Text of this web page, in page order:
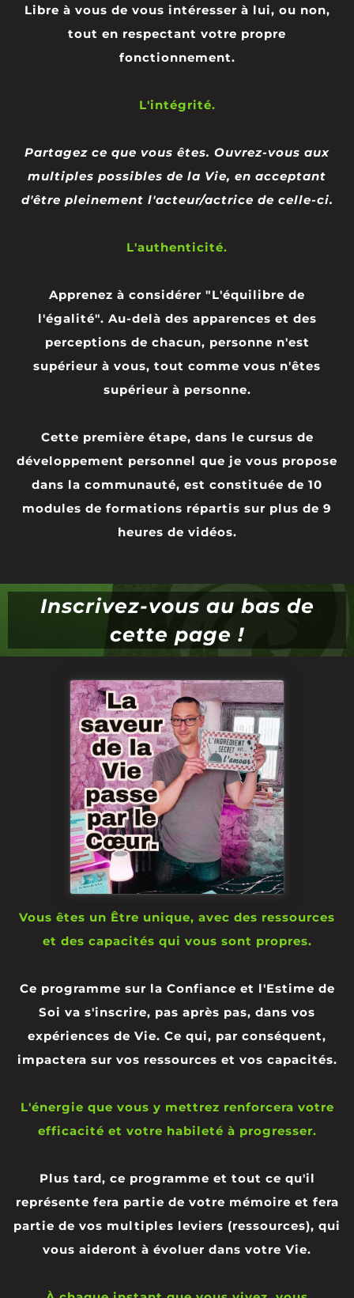
Libre à vous de vous intéresser à lui, ou non,
tout en respectant votre propre
fonctionnement.
L'intégrité.
Partagez ce que vous êtes. Ouvrez-vous aux
multiples possibles de la Vie, en acceptant
d'être pleinement l'acteur/actrice de celle-ci.
L'authenticité.
Apprenez à considérer "L'équilibre de
l'égalité". Au-delà des apparences et des
perceptions de chacun, personne n'est
supérieur à vous, tout comme vous n'êtes
supérieur à personne.
Cette première étape, dans le cursus de
développement personnel que je vous propose
dans la communauté, est constituée de 10
modules de formations répartis sur plus de 9
heures de vidéos.
Inscrivez-vous au bas de
cette page !
Vous êtes un Être unique, avec des ressources
et des capacités qui vous sont propres.
Ce programme sur la Confiance et l'Estime de
Soi va s'inscrire, pas après pas, dans vos
expériences de Vie. Ce qui, par conséquent,
impactera sur vos ressources et vos capacités.
L'énergie que vous y mettrez renforcera votre
efficacité et votre habileté à progresser.
Plus tard, ce programme et tout ce qu'il
représente fera partie de votre mémoire et fera
partie de vos multiples leviers (ressources), qui
vous aideront à évoluer dans votre Vie.